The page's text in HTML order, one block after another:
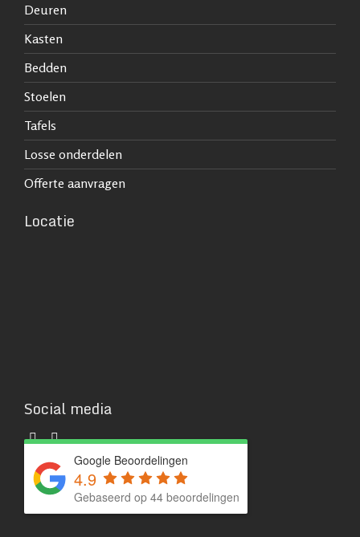
Deuren
Kasten
Bedden
Stoelen
Tafels
Losse onderdelen
Offerte aanvragen
Locatie
Social media
Google Beoordelingen
4.9
Gebaseerd op 44 beoordelingen